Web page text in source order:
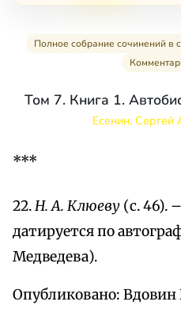
Полное собрание сочинений в
Том 7. Книга 1.
Есенин, Сергей
***
22.Н. А. Клюеву (с. 46).
датируется по
Медведева).
Опубликовано: Вдовин